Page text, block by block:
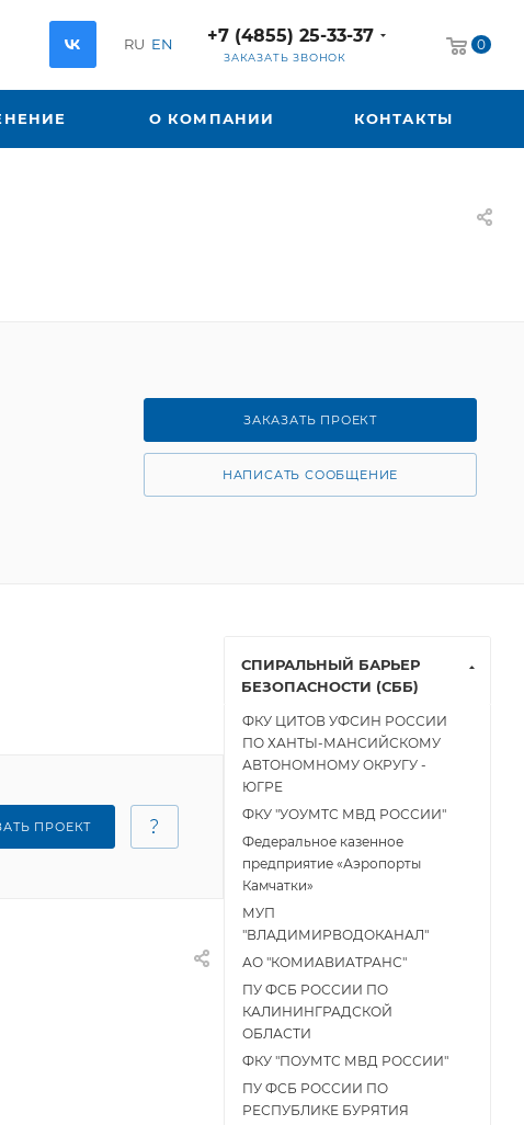
RU EN +7 (4855) 25-33-37
ЗАКАЗАТЬ ЗВОНОК
0
О КОМПАНИИ КОНТАКТЫ
ЗАКАЗАТЬ ПРОЕКТ
НАПИСАТЬ СООБЩЕНИЕ
ПРОЕКТ
СПИРАЛЬНЫЙ БАРЬЕР
БЕЗОПАСНОСТИ (СББ)
ФКУ ЦИТОВ УФСИН РОССИИ
ПО ХАНТЫ-МАНСИЙСКОМУ
АВТОНОМНОМУ ОКРУГУ -
ЮГРЕ
ФКУ "УОУМТС МВД РОССИИ"
Федеральное казенное
предприятие «Аэропорты
Камчатки»
МУП
"ВЛАДИМИРВОДОКАНАЛ"
АО "КОМИАВИАТРАНС"
ПУ ФСБ РОССИИ ПО
КАЛИНИНГРАДСКОЙ
ОБЛАСТИ
ФКУ "ПОУМТС МВД РОССИИ"
ПУ ФСБ РОССИИ ПО
РЕСПУБЛИКЕ БУРЯТИЯ